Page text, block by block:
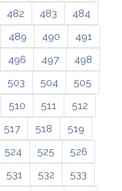
482 483
484
489 490
491
496 497
498
503 504
505
510 511
512
517 518
519
524 525
526
531 532
533